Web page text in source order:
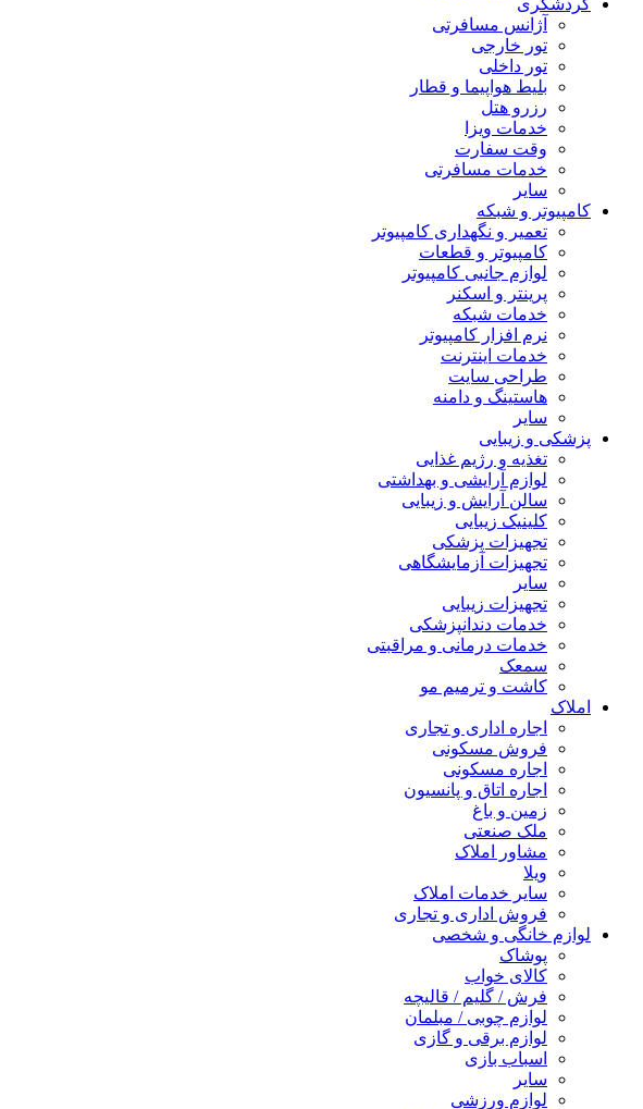
گردشگری
آژانس مسافرتی
تور خارجی
تور داخلی
بلیط هواپیما و قطار
رزرو هتل
خدمات ویزا
وقت سفارت
خدمات مسافرتی
سایر
کامپیوتر و شبکه
تعمیر و نگهداری کامپیوتر
کامپیوتر و قطعات
لوازم جانبی کامپیوتر
پرینتر و اسکنر
خدمات شبکه
نرم افزار کامپیوتر
خدمات اینترنت
طراحی سایت
هاستینگ و دامنه
سایر
پزشکی و زیبایی
تغذیه و رژیم غذایی
لوازم آرایشی و بهداشتی
سالن آرایش و زیبایی
کلینیک زیبایی
تجهیزات پزشکی
تجهیزات آزمایشگاهی
سایر
تجهیزات زیبایی
خدمات دندانپزشکی
خدمات درمانی و مراقبتی
سمعک
کاشت و ترمیم مو
املاک
اجاره اداری و تجاری
فروش مسکونی
اجاره مسکونی
اجاره اتاق و پانسیون
زمین و باغ
ملک صنعتی
مشاور املاک
ویلا
سایر خدمات املاک
فروش اداری و تجاری
لوازم خانگی و شخصی
پوشاک
کالای خواب
فرش / گلیم / قالیچه
لوازم چوبی / مبلمان
لوازم برقی و گازی
اسباب بازی
سایر
لوازم ورزشی